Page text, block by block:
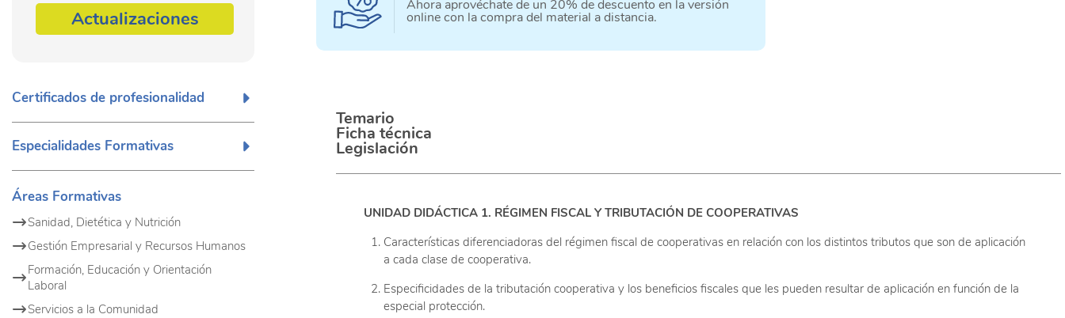
Actualizaciones
Certificados de profesionalidad
Especialidades Formativas
Áreas Formativas
Sanidad, Dietética y Nutrición
Gestión Empresarial y Recursos Humanos
Formación, Educación y Orientación
Laboral
Servicios a la Comunidad
Ahora aprovéchate de un 20% de descuento en la versión
online con la compra del material a distancia.
Temario
Ficha técnica
Legislación
UNIDAD DIDÁCTICA 1. RÉGIMEN FISCAL Y TRIBUTACIÓN DE COOPERATIVAS
Características diferenciadoras del régimen fiscal de cooperativas en relación con los distintos tributos que son de aplicación
a cada clase de cooperativa.
Especificidades de la tributación cooperativa y los beneficios fiscales que les pueden resultar de aplicación en función de la
especial protección.